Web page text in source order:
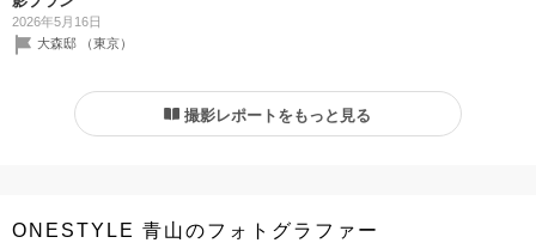
2026年5月16日
大森邸 （東京）
撮影レポートをもっと見る
ONESTYLE 青山のフォトグラファー